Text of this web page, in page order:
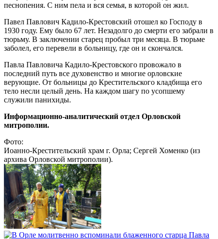
песнопения. С ним пела и вся семья, в которой он жил.
Павел Павлович Кадило-Крестовский отошел ко Господу в
1930 году. Ему было 67 лет. Незадолго до смерти его забрали в
тюрьму. В заключении старец пробыл три месяца. В тюрьме
заболел, его перевели в больницу, где он и скончался.
Павла Павловича Кадило-Крестовского провожало в
последний путь все духовенство и многие орловские
верующие. От больницы до Крестительского кладбища его
тело несли целый день. На каждом шагу по усопшему
служили панихиды.
Информационно-аналитический отдел Орловской
митрополии.
Фото:
Иоанно-Крестительский храм г. Орла; Сергей Хоменко (из
архива Орловской митрополии).